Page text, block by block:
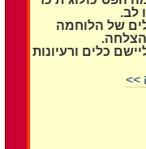
לב.
של הלוחמה
כלים ורעיונות
>>